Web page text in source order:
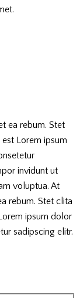
ea rebum. Stet
Lorem ipsum
invidunt ut
voluptua. At
rebum. Stet clita
ipsum dolor
sadipscing elitr.